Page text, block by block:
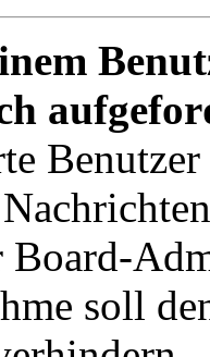
Board-
soll